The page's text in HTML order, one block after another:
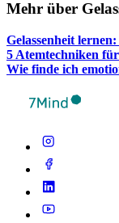
Mehr über
Gelas­sen­heit
5 Atem­tech­ni­ken
Wie finde ich